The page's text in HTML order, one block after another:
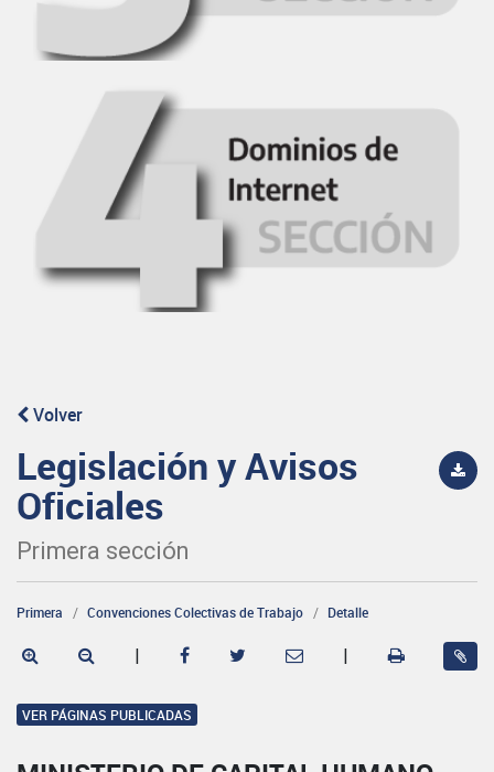
Volver
Legislación y Avisos
Oficiales
Primera sección
Primera Convenciones Colectivas de Trabajo Detalle
| |
VER PÁGINAS PUBLICADAS